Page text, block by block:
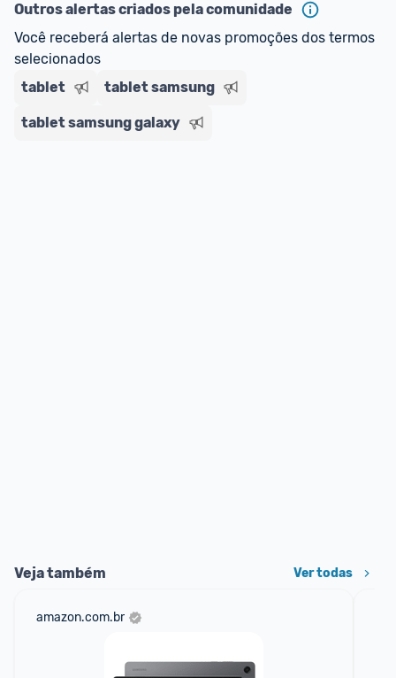
Outros alertas criados pela comunidade
Você receberá alertas de novas promoções dos termos
selecionados
tablet
tablet samsung
tablet samsung galaxy
Veja também Ver todas
amazon.com.br